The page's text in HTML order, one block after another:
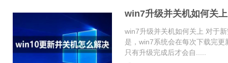
win7升级并关机如何关上
win7升级并关机如何关上 对于
是，win7系统会在每次下载完
只有升级完成后才会自.....